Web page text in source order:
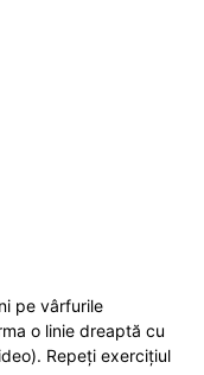
pe vârfurile
o linie dreaptă cu
Repeți exercițiul